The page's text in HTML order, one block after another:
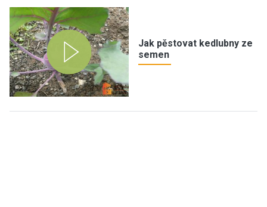
Jak pěstovat kedlubny ze
semen